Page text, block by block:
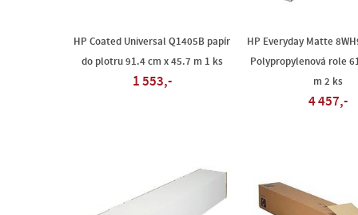
HP Coated Universal Q1405B papír
do plotru 91.4 cm x 45.7 m 1 ks
1 553,-
HP Everyday Matte
Polypropylenová role
m 2 ks
4 457,-